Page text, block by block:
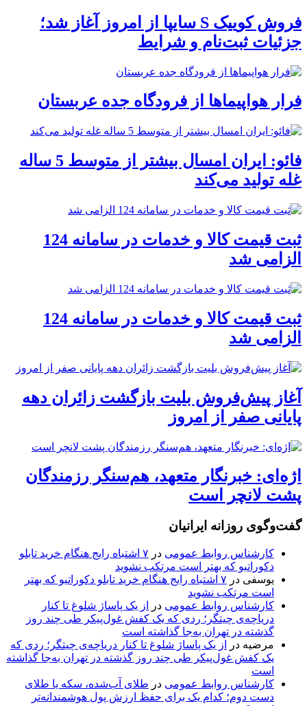
فروش کوییک S سایپا از امروز آغاز شد؛
جزئیات ثبت‌نام و شرایط
فرار هواپیماها از فرودگاه جده عربستان
فائو: ایران امسال بیشتر از متوسط 5 ساله
غله تولید می‌کند
ثبت قیمت کالا و خدمات در سامانه 124
الزامی شد
ثبت قیمت کالا و خدمات در سامانه 124
الزامی شد
آغاز پیش‌فروش بلیت بازگشت زائران دهه
پایانی صفر از امروز
اژه‌ای: خبرنگار متعهد، هم‌سنگر رزمندگان
پشت لانچر است
گفت‌وگوی روزانه ایرانیان
کارشناس روابط عمومی در
۷ اشتباه رایج هنگام خرید تابلو
دکوراتیو که بهتر است مرتکب نشوید
یوسفی در
۷ اشتباه رایج هنگام خرید تابلو دکوراتیو که بهتر
است مرتکب نشوید
کارشناس روابط عمومی در
از یک پاساژ شلوغ تا کنار
دریاچه‌ی چیتگر؛ ردی که یک کفش غول‌پیکر طی چند روز
گذشته در تهران به‌جا گذاشته است
مرضیه در
از یک پاساژ شلوغ تا کنار دریاچه‌ی چیتگر؛ ردی که
یک کفش غول‌پیکر طی چند روز گذشته در تهران به‌جا گذاشته
است
کارشناس روابط عمومی در طلای آب‌شده، سکه یا طلای
دست دوم؛ کدام یک برای حفظ ارزش پول هوشمندانه‌تر